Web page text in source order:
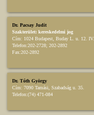
Dr. Pacsay Judit
Szakterület: kereskedelmi jog
Cím: 1024 Budapest, Buday L. u. 12. IV.
Telefon:202-2728; 202-2892
Fax:202-2892
Dr. Tóth György
Cím: 7090 Tamási, Szabadság u. 35.
Telefon:(74) 471-084